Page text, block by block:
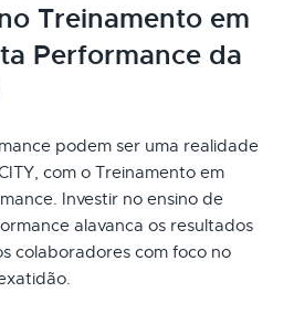
Treinamento em
Performance da
podem ser uma realidade
com o Treinamento em
Investir no ensino de
alavanca os resultados
colaboradores com foco no